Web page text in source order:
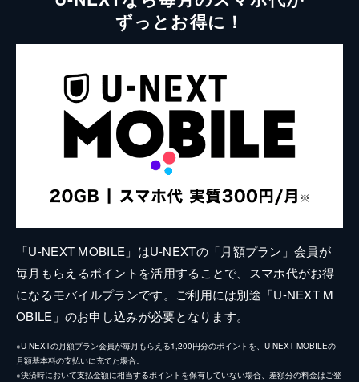
ずっとお得に！
「U-NEXT MOBILE」はU-NEXTの「月額プラン」会員が
毎月もらえるポイントを活用することで、スマホ代がお得
になるモバイルプランです。ご利用には別途「U-NEXT M
OBILE」のお申し込みが必要となります。
※U-NEXTの月額プラン会員が毎月もらえる1,200円分のポイントを、U-NEXT MOBILEの
月額基本料の支払いに充てた場合。
※決済時において支払金額に相当するポイントを保有していない場合、差額分の料金はご登